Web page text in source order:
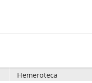
Hemeroteca